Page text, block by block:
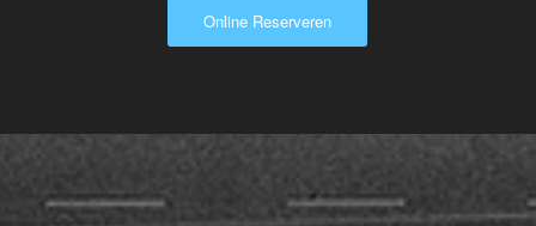
Online Reserveren